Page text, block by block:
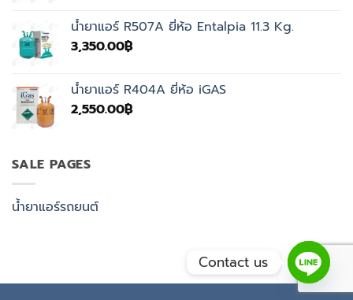
น้ำยาแอร์ R507A ยี่ห้อ Entalpia 11.3 Kg.
3,350.00฿
น้ำยาแอร์ R404A ยี่ห้อ iGAS
2,550.00฿
SALE PAGES
น้ำยาแอร์รถยนต์
Contact us